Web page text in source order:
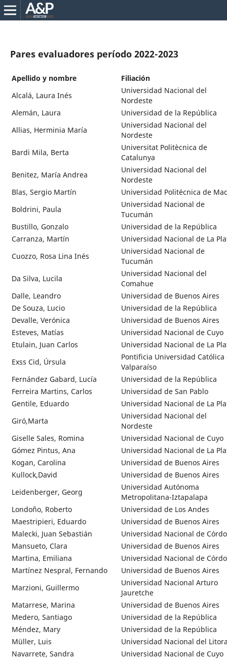
Pares evaluadores período 2022-2023
Apellido y nombre
Filiación
Alcalá, Laura Inés
Universidad Nacional del
Nordeste
Alemán, Laura
Universidad de la República
Allias, Herminia María
Universidad Nacional del
Nordeste
Bardi Mila, Berta
Universitat Politècnica de
Catalunya
Benitez, María Andrea
Universidad Nacional del
Nordeste
Blas, Sergio Martín
Universidad Politécnica de
Boldrini, Paula
Universidad Nacional de
Tucumán
Bustillo, Gonzalo
Universidad de la República
Carranza, Martín
Universidad Nacional de La
Cuozzo, Rosa Lina Inés
Universidad Nacional de
Tucumán
Da Silva, Lucila
Universidad Nacional del
Comahue
Dalle, Leandro
Universidad de Buenos Aires
De Souza, Lucio
Universidad de la República
Devalle, Verónica
Universidad de Buenos Aires
Esteves, Matías
Universidad Nacional de Cuyo
Etulain, Juan Carlos
Universidad Nacional de La
Exss Cid, Úrsula
Pontificia Universidad Católica
Valparaíso
Fernández Gabard, Lucía
Universidad de la República
Ferreira Martins, Carlos
Universidad de San Pablo
Gentile, Eduardo
Universidad Nacional de La
Giró,Marta
Universidad Nacional del
Nordeste
Giselle Sales, Romina
Universidad Nacional de Cuyo
Gómez Pintus, Ana
Universidad Nacional de La
Kogan, Carolina
Universidad de Buenos Aires
Kullock,David
Universidad de Buenos Aires
Leidenberger, Georg
Universidad Autónoma
Metropolitana-Iztapalapa
Londoño, Roberto
Universidad de Los Andes
Maestripieri, Eduardo
Universidad de Buenos Aires
Malecki, Juan Sebastián
Universidad Nacional de
Mansueto, Clara
Universidad de Buenos Aires
Martina, Emiliana
Universidad Nacional de
Martínez Nespral, Fernando
Universidad de Buenos Aires
Marzioni, Guillermo
Universidad Nacional Arturo
Jauretche
Matarrese, Marina
Universidad de Buenos Aires
Medero, Santiago
Universidad de la República
Méndez, Mary
Universidad de la República
Müller, Luis
Universidad Nacional del
Navarrete, Sandra
Universidad Nacional de Cuyo